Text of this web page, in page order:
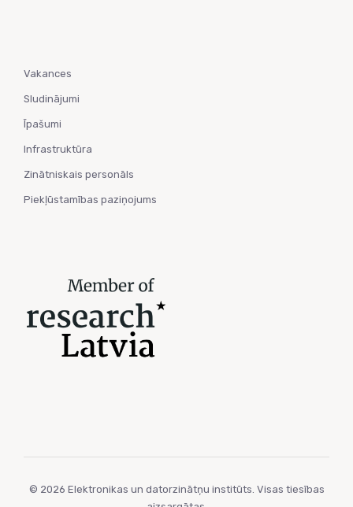
Vakances
Sludinājumi
Īpašumi
Infrastruktūra
Zinātniskais personāls
Piekļūstamības paziņojums
© 2026 Elektronikas un datorzinātņu institūts. Visas tiesības